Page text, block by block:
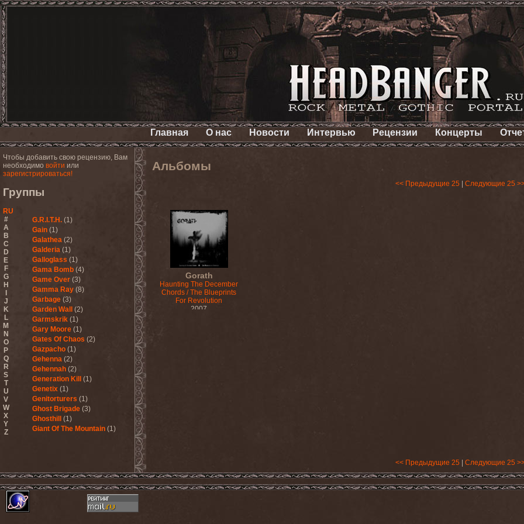
Главная О нас Новости Интервью Рецензии Концерты
Чтобы добавить свою рецензию, Вам
необходимо войти или
зарегистрироваться!
Группы
RU
#
A
B
C
D
E
F
G
H
J
K
L
M
N
O
P
Q
R
S
T
U
V
W
X
Y
Z
G.R.I.T.H. (1)
Gain (1)
Galathea (2)
Galderia (1)
Galloglass (1)
Gama Bomb (4)
Game Over (3)
Gamma Ray (8)
Garbage (3)
Garden Wall
(2)
Garmskrik (1)
Gary Moore (1)
Gates Of Chaos (2)
Gazpacho (1)
Gehenna (2)
Gehennah (2)
Generation Kill
(1)
Genetix (1)
Genitorturers (1)
Ghost Brigade (3)
Ghosthill
(1)
Giant Of The Mountain (1)
Glenn Hughes (2)
Glittertind (2)
(1)
Альбомы
<< Предыдущие 25 Следующие 25
Gorath
Haunting The December
Chords / The Blueprints
For Revolution
2007
<< Предыдущие 25 Следующие 25